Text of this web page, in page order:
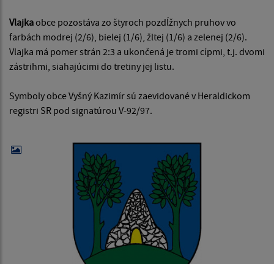
Vlajkaobce pozostáva zo štyroch pozdĺžnych pruhov vo
farbách modrej (2/6), bielej (1/6), žltej (1/6) a zelenej (2/6).
Vlajka má pomer strán 2:3 a ukončená je tromi cípmi, t.j. dvomi
zástrihmi, siahajúcimi do tretiny jej listu.
Symboly obce Vyšný Kazimír sú zaevidované v Heraldickom
registri SR pod signatúrou V-92/97.